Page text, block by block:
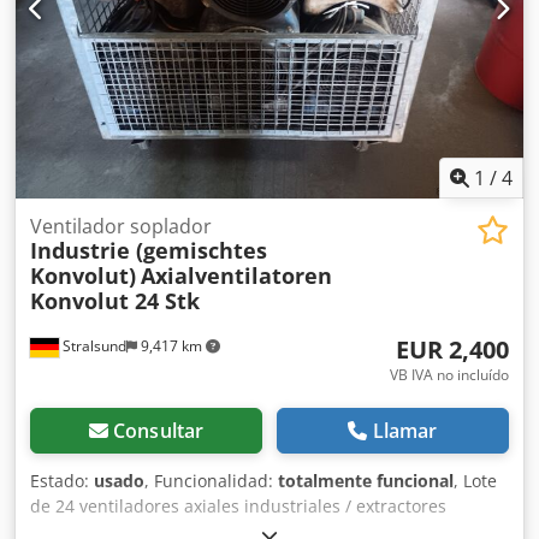
1 /4
Stralsund 9,417 km
Ventilador soplador
Industrie (gemischtes
Konvolut)Axialventilatoren
Konvolut 24 Stk
EUR 2,400
VB IVA no incluído
Consultar Llamar
Estado: usado, Funcionalidad: totalmente funcional, Lote
de 24 ventiladores axiales industriales / extractores
industriales procedentes de un astillero en activo.